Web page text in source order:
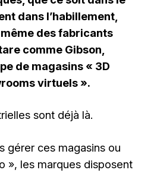
dans l’habillement,
des fabricants
comme Gibson,
de magasins « 3D
virtuels ».
sont déjà là.
gérer ces magasins ou
», les marques disposent